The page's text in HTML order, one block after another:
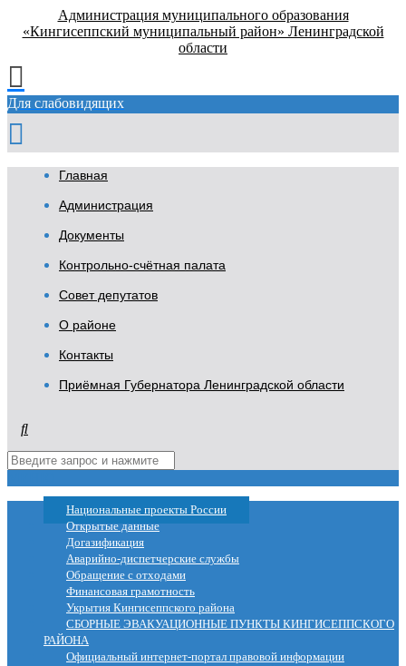
Администрация муниципального образования
«Кингисеппский муниципальный район» Ленинградской
области
Для слабовидящих
Главная
Администрация
Документы
Контрольно-счётная палата
Совет депутатов
О районе
Контакты
Приёмная Губернатора Ленинградской области
Национальные проекты России
Открытые данные
Догазификация
Аварийно-диспетчерские службы
Обращение с отходами
Финансовая грамотность
Укрытия Кингисеппского района
СБОРНЫЕ ЭВАКУАЦИОННЫЕ ПУНКТЫ КИНГИСЕППСКОГО
РАЙОНА
Официальный интернет-портал правовой информации